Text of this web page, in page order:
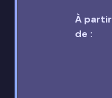
À partir
de :